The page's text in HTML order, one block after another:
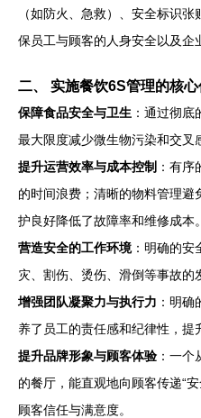
（如防火、急救）、安全标识
保员工与顾客的人身安全以及企
二、 实施餐饮6S管理的核
保障食品安全与卫生 ：通过彻底
最大限度减少微生物污染和交叉
提升运营效率与成本控制 ：有
的时间浪费；清晰的物料管理
护良好降低了故障率和维修成本。
营造安全的工作环境：明确的安
灾、割伤、烫伤、滑倒等事故的
增强团队凝聚力与执行力 ：明
养了员工的责任感和纪律性，提
提升品牌形象与顾客体验 ：一
的餐厅，能直观地向顾客传递“
顾客信任与满意度。